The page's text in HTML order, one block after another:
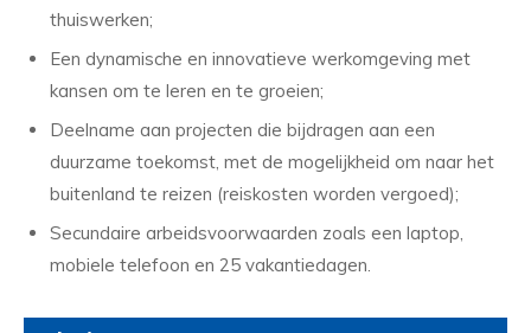
thuiswerken;
Een dynamische en innovatieve werkomgeving met
kansen om te leren en te groeien;
Deelname aan projecten die bijdragen aan een
duurzame toekomst, met de mogelijkheid om naar het
buitenland te reizen (reiskosten worden vergoed);
Secundaire arbeidsvoorwaarden zoals een laptop,
mobiele telefoon en 25 vakantiedagen.